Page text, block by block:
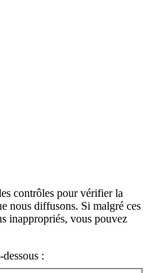
contrôles pour vérifier la
nous diffusons. Si malgré ces
inappropriés, vous pouvez
: